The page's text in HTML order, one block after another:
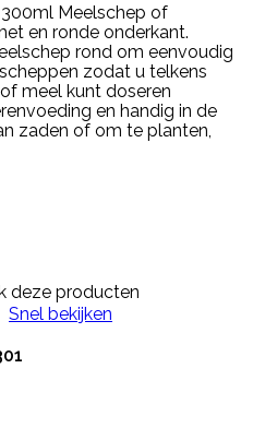
Meelschep of
en ronde onderkant.
rond om eenvoudig
zodat u telkens
meel kunt doseren
en handig in de
zaden of om te planten,
deze producten
Snel bekijken